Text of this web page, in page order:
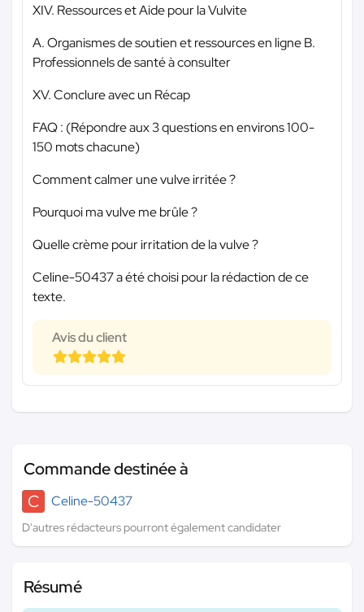
XIV. Ressources et Aide pour la Vulvite
A. Organismes de soutien et ressources en ligne B.
Professionnels de santé à consulter
XV. Conclure avec un Récap
FAQ : (Répondre aux 3 questions en environs 100-
150 mots chacune)
Comment calmer une vulve irritée ?
Pourquoi ma vulve me brûle ?
Quelle crème pour irritation de la vulve ?
Celine-50437 a été choisi pour la rédaction de ce
texte.
Avis du client
Commande destinée à
C
Celine-50437
D'autres rédacteurs pourront également candidater
Résumé